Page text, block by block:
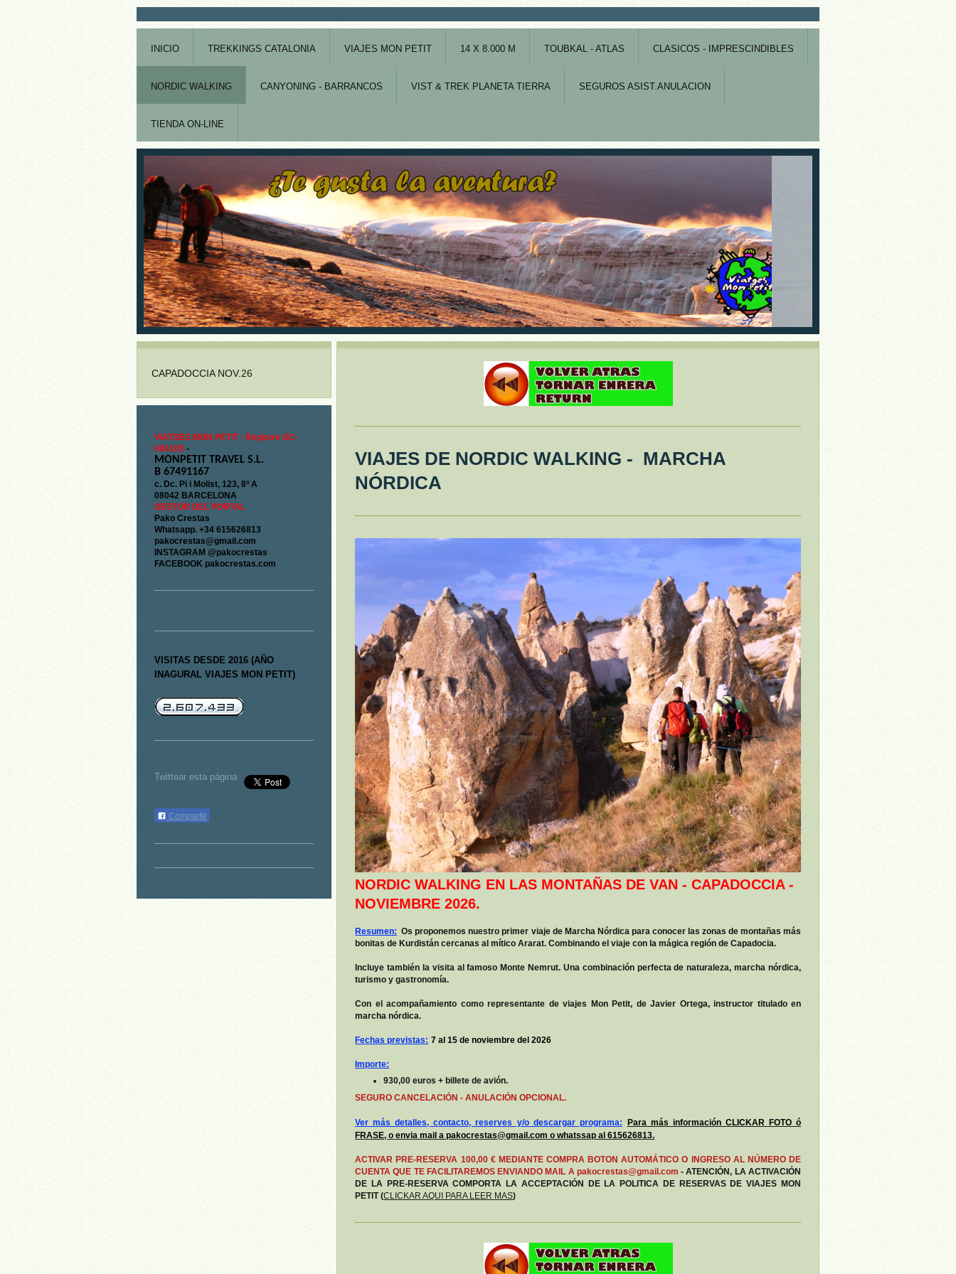
INICIO TREKKINGS CATALONIA VIAJES MON PETIT 14 X 8.000 M TOUBKAL - ATLAS CLASICOS - IMPRESCINDIBLES
NORDIC WALKING CANYONING - BARRANCOS VIST & TREK PLANETA TIERRA SEGUROS ASIST.ANULACION
TIENDA ON-LINE
VIAJES DE NORDIC WALKING - MARCHA
NÓRDICA
NORDIC WALKING EN LAS MONTAÑAS DE VAN - CAPADOCCIA -
NOVIEMBRE 2026.
Resumen: Os proponemos nuestro primer viaje de Marcha Nórdica para conocer las zonas de montañas más
bonitas de Kurdistán cercanas al mítico Ararat. Combinando el viaje con la mágica región de Capadocia.
Incluye también la visita al famoso Monte Nemrut. Una combinación perfecta de naturaleza, marcha nórdica,
turismo y gastronomía.
Con el acompañamiento como representante de viajes Mon Petit, de Javier Ortega, instructor titulado en
marcha nórdica.
Fechas previstas: 7 al 15 de noviembre del 2026
Importe:
930,00 euros + billete de avión.
SEGURO CANCELACIÓN - ANULACIÓN OPCIONAL.
Ver más detalles, contacto, reserves y/o descargar programa: Para más información CLICKAR FOTO ó
FRASE, o envia mail a pakocrestas@gmail.com o whatssap al 615626813.
ACTIVAR PRE-RESERVA 100,00 € MEDIANTE COMPRA BOTON AUTOMÁTICO O INGRESO AL NÚMERO DE
CUENTA QUE TE FACILITAREMOS ENVIANDO MAIL A pakocrestas@gmail.com - ATENCIÓN, LA ACTIVACIÓN
DE LA PRE-RESERVA COMPORTA LA ACCEPTACIÓN DE LA POLITICA DE RESERVAS DE VIAJES MON
PETIT (CLICKAR AQUI PARA LEER MAS)
CAPADOCCIA NOV.26
VIATGES MON PETIT - Registre GC-
004105 -
MONPETIT TRAVEL S.L.
B 67491167
c. Dc. Pi i Molist, 123, 8º A
08042 BARCELONA
GESTOR DEL PORTAL
Pako Crestas
Whatsapp. +34 615626813
pakocrestas@gmail.com
INSTAGRAM @pakocrestas
FACEBOOK pakocrestas.com
VISITAS DESDE 2016 (AÑO
INAGURAL VIAJES MON PETIT)
Twittear esta página
Compartir